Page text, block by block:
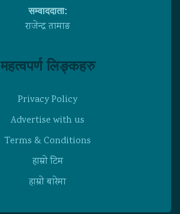
सम्वाददाता:
राजेन्द्र तामाङ
महत्वपर्ण लिङ्कहरु
Privacy Policy
Advertise with us
Terms & Conditions
हाम्राे टिम
हाम्राे बारेमा